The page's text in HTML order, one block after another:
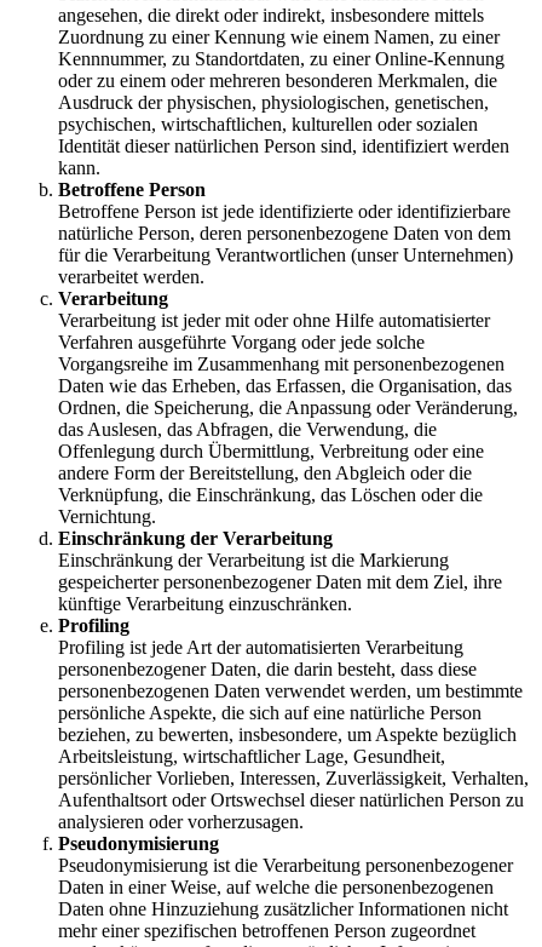
angesehen, die direkt oder indirekt, insbesondere mittels
Zuordnung zu einer Kennung wie einem Namen, zu einer
Kennnummer, zu Standortdaten, zu einer Online-Kennung
oder zu einem oder mehreren besonderen Merkmalen, die
Ausdruck der physischen, physiologischen, genetischen,
psychischen, wirtschaftlichen, kulturellen oder sozialen
Identität dieser natürlichen Person sind, identifiziert werden
kann.
Betroffene Person
Betroffene Person ist jede identifizierte oder identifizierbare
natürliche Person, deren personenbezogene Daten von dem
für die Verarbeitung Verantwortlichen (unser Unternehmen)
verarbeitet werden.
Verarbeitung
Verarbeitung ist jeder mit oder ohne Hilfe automatisierter
Verfahren ausgeführte Vorgang oder jede solche
Vorgangsreihe im Zusammenhang mit personenbezogenen
Daten wie das Erheben, das Erfassen, die Organisation, das
Ordnen, die Speicherung, die Anpassung oder Veränderung,
das Auslesen, das Abfragen, die Verwendung, die
Offenlegung durch Übermittlung, Verbreitung oder eine
andere Form der Bereitstellung, den Abgleich oder die
Verknüpfung, die Einschränkung, das Löschen oder die
Vernichtung.
Einschränkung der Verarbeitung
Einschränkung der Verarbeitung ist die Markierung
gespeicherter personenbezogener Daten mit dem Ziel, ihre
künftige Verarbeitung einzuschränken.
Profiling
Profiling ist jede Art der automatisierten Verarbeitung
personenbezogener Daten, die darin besteht, dass diese
personenbezogenen Daten verwendet werden, um bestimmte
persönliche Aspekte, die sich auf eine natürliche Person
beziehen, zu bewerten, insbesondere, um Aspekte bezüglich
Arbeitsleistung, wirtschaftlicher Lage, Gesundheit,
persönlicher Vorlieben, Interessen, Zuverlässigkeit, Verhalten,
Aufenthaltsort oder Ortswechsel dieser natürlichen Person zu
analysieren oder vorherzusagen.
Pseudonymisierung
Pseudonymisierung ist die Verarbeitung personenbezogener
Daten in einer Weise, auf welche die personenbezogenen
Daten ohne Hinzuziehung zusätzlicher Informationen nicht
mehr einer spezifischen betroffenen Person zugeordnet